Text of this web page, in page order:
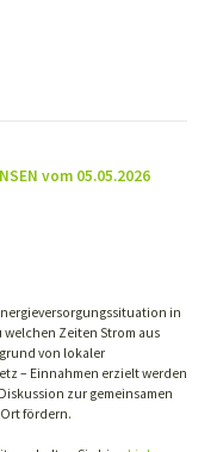
vom 05.05.2026
in
welchen Zeiten Strom aus
von lokaler
– Einnahmen erzielt werden
zur gemeinsamen
fördern.